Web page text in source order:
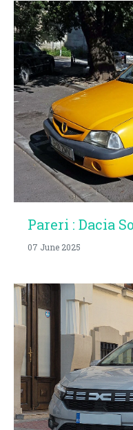
Pareri : Dacia
07 June 2025